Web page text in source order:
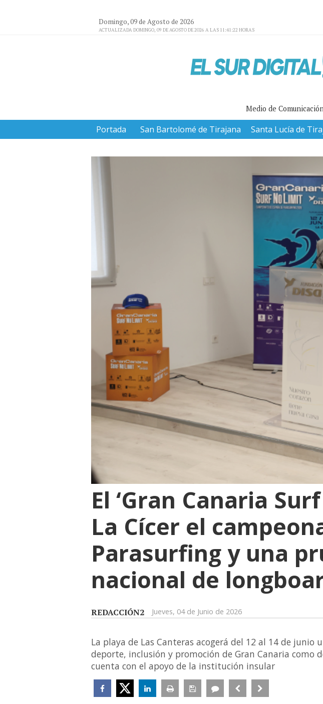
Domingo, 09 de Agosto de 2026
ACTUALIZADA DOMINGO, 09 DE AGOSTO DE 2026 A LAS 11:41:22 HORAS
Medio de
Portada San Bartolomé de Tirajana Santa Lucía de
El ‘Gran Canaria
La Cícer el
Parasurfing y una
nacional de
REDACCIÓN2 Jueves, 04 de Junio de 2026
La playa de Las Canteras acogerá del 12 al 14 de junio
deporte, inclusión y promoción de Gran Canaria como
cuenta con el apoyo de la institución insular